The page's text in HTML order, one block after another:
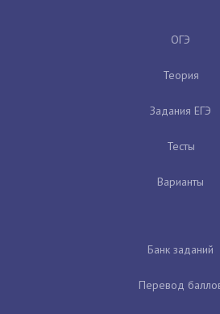
ОГЭ
Теория
Задания ЕГЭ
Тесты
Варианты
Банк заданий
Перевод